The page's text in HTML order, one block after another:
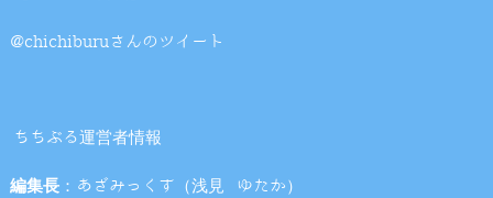
@chichiburuさんのツイート
ちちぶる運営者情報
編集長：あざみっくす（浅見 ゆたか）